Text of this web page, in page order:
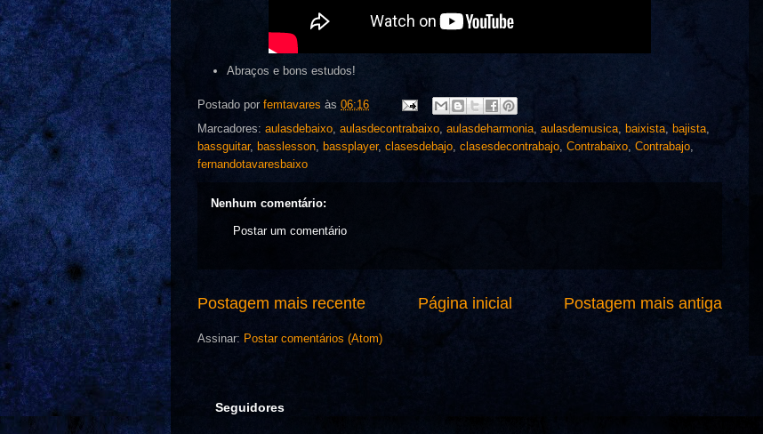
Abraços e bons estudos!
Postado por femtavares às 06:16
Marcadores: aulasdebaixo aulasdecontrabaixo aulasdeharmonia aulasdemusica baixista bajista
bassguitar, basslesson bassplayer, clasesdebajo clasesdecontrabajo Contrabaixo Contrabajo
fernandotavaresbaixo
Nenhum comentário:
Postar um comentário
Postagem mais recente Postagem mais antiga
Página inicial
Assinar: Postar comentários (Atom)
Seguidores